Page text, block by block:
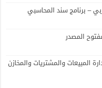
– برنامج سند المحاسبي
المصدر
المبيعات والمشتريات والمخازن